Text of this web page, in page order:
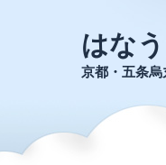
はな
京都・五条